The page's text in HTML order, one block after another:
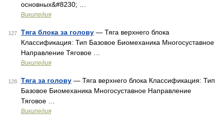
основных&#8230; …
Википедия
127 Тяга блока за голову — Тяга верхнего блока
Классификация: Тип Базовое Биомеханика Многосуставное
Направление Тяговое …
Википедия
128 Тяга за голову — Тяга верхнего блока Классификация: Тип
Базовое Биомеханика Многосуставное Направление
Тяговое …
Википедия